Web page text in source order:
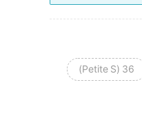
36 (Petite S)